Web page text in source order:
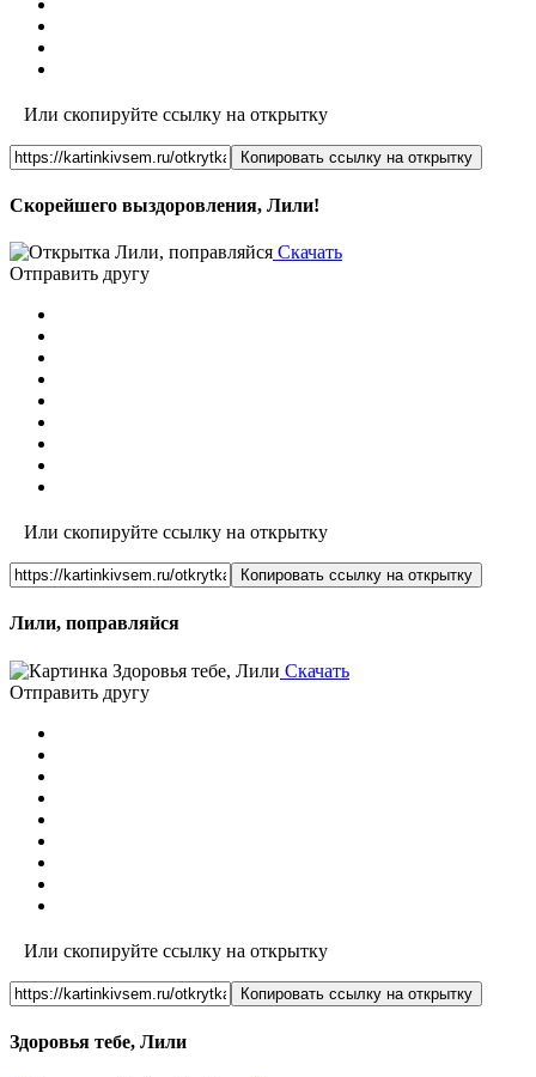
Или скопируйте ссылку на открытку
Копировать ссылку на открытку
Скорейшего выздоровления, Лили!
Скачать
Отправить другу
Или скопируйте ссылку на открытку
Копировать ссылку на открытку
Лили, поправляйся
Скачать
Отправить другу
Или скопируйте ссылку на открытку
Копировать ссылку на открытку
Здоровья тебе, Лили